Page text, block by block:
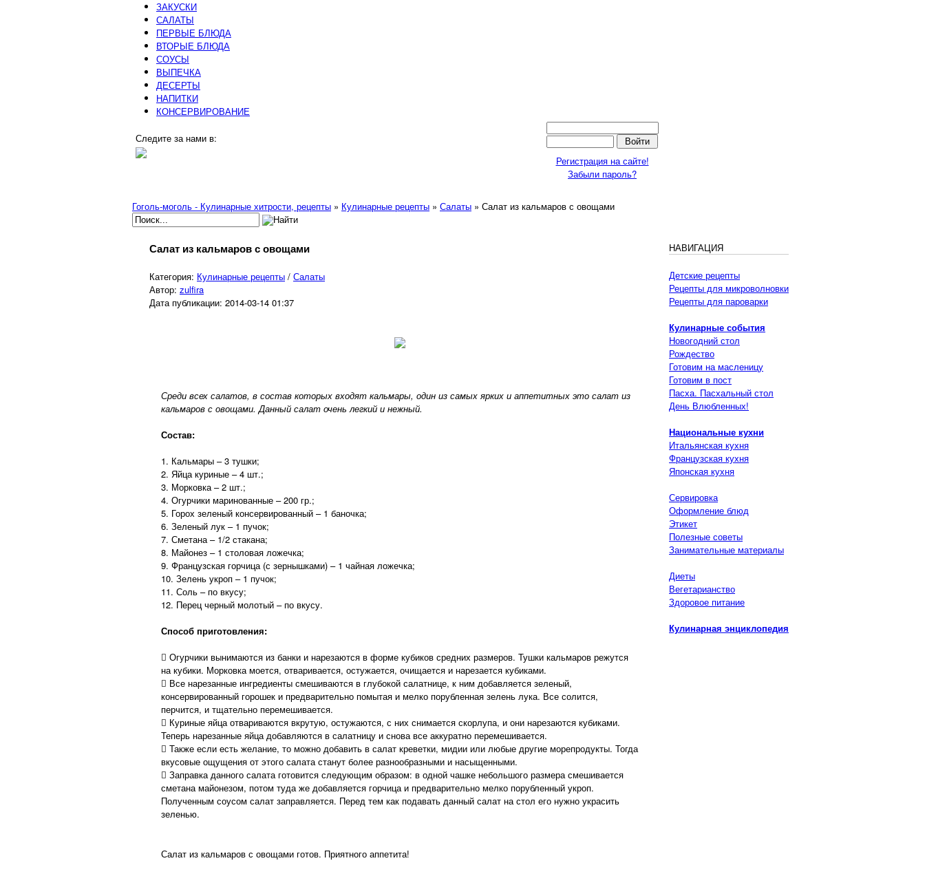
ЗАКУСКИ
САЛАТЫ
ПЕРВЫЕ БЛЮДА
ВТОРЫЕ БЛЮДА
СОУСЫ
ВЫПЕЧКА
ДЕСЕРТЫ
НАПИТКИ
КОНСЕРВИРОВАНИЕ
Следите за нами в:
Регистрация на сайте!
Забыли пароль?
Гоголь-моголь - Кулинарные хитрости, рецепты » Кулинарные рецепты » Салаты » Салат из кальмаров с овощами
Салат из кальмаров с овощами
Категория: Кулинарные рецепты / Салаты
Автор: zulfira
Дата публикации: 2014-03-14 01:37
Среди всех салатов, в состав которых входят кальмары, один из самых ярких и аппетитных это салат из
кальмаров с овощами. Данный салат очень легкий и нежный.
Состав:
1. Кальмары – 3 тушки;
2. Яйца куриные – 4 шт.;
3. Морковка – 2 шт.;
4. Огурчики маринованные – 200 гр.;
5. Горох зеленый консервированный – 1 баночка;
6. Зеленый лук – 1 пучок;
7. Сметана – 1/2 стакана;
8. Майонез – 1 столовая ложечка;
9. Французская горчица (с зернышками) – 1 чайная ложечка;
10. Зелень укроп – 1 пучок;
11. Соль – по вкусу;
12. Перец черный молотый – по вкусу.
Способ приготовления:
 Огурчики вынимаются из банки и нарезаются в форме кубиков средних размеров. Тушки кальмаров режутся
на кубики. Морковка моется, отваривается, остужается, очищается и нарезается кубиками.
 Все нарезанные ингредиенты смешиваются в глубокой салатнице, к ним добавляется зеленый,
консервированный горошек и предварительно помытая и мелко порубленная зелень лука. Все солится,
перчится, и тщательно перемешивается.
 Куриные яйца отвариваются вкрутую, остужаются, с них снимается скорлупа, и они нарезаются кубиками.
Теперь нарезанные яйца добавляются в салатницу и снова все аккуратно перемешивается.
 Также если есть желание, то можно добавить в салат креветки, мидии или любые другие морепродукты. Тогда
вкусовые ощущения от этого салата станут более разнообразными и насыщенными.
 Заправка данного салата готовится следующим образом: в одной чашке небольшого размера смешивается
сметана майонезом, потом туда же добавляется горчица и предварительно мелко порубленный укроп.
Полученным соусом салат заправляется. Перед тем как подавать данный салат на стол его нужно украсить
зеленью.
Салат из кальмаров с овощами готов. Приятного аппетита!
НАВИГАЦИЯ
Детские рецепты
Рецепты для микроволновки
Рецепты для пароварки
Кулинарные события
Новогодний стол
Рождество
Готовим на масленицу
Готовим в пост
Пасха. Пасхальный стол
День Влюбленных!
Национальные кухни
Итальянская кухня
Французская кухня
Японская кухня
Сервировка
Оформление блюд
Этикет
Полезные советы
Занимательные материалы
Диеты
Вегетарианство
Здоровое питание
Кулинарная энциклопедия